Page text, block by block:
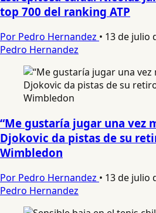
top 700 del ranking ATP
Por Pedro Hernandez • 13 de julio
Pedro Hernandez
“Me gustaría jugar una vez
Djokovic da pistas de su
Wimbledon
Por Pedro Hernandez • 13 de julio
Pedro Hernandez